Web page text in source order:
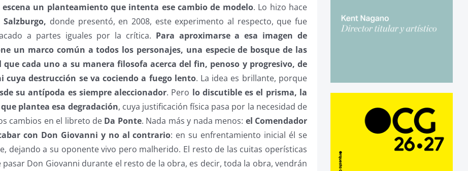
un planteamiento que intenta ese cambio de modelo. Lo hizo hace
Salzburgo, donde presentó, en 2008, este experimento al respecto, que fue
a partes iguales por la crítica. Para aproximarse a esa imagen de
un marco común a todos los personajes, una especie de bosque de las
que cada uno a su manera filosofa acerca del fin, penoso y progresivo, de
cuya destrucción se va cociendo a fuego lento. La idea es brillante, porque
su antípoda es siempre aleccionador. Pero lo discutible es el prisma, la
plantea esa degradación, cuya justificación física pasa por la necesidad de
cambios en el libreto de Da Ponte. Nada más y nada menos: el Comendador
con Don Giovanni y no al contrario: en su enfrentamiento inicial él se
dejando a su oponente vivo pero malherido. El resto de las cuitas operísticas
pasar Don Giovanni durante el resto de la obra, es decir, toda la obra, vendrán